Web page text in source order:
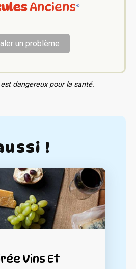
un problème
dangereux pour la santé.
!
Vins Et